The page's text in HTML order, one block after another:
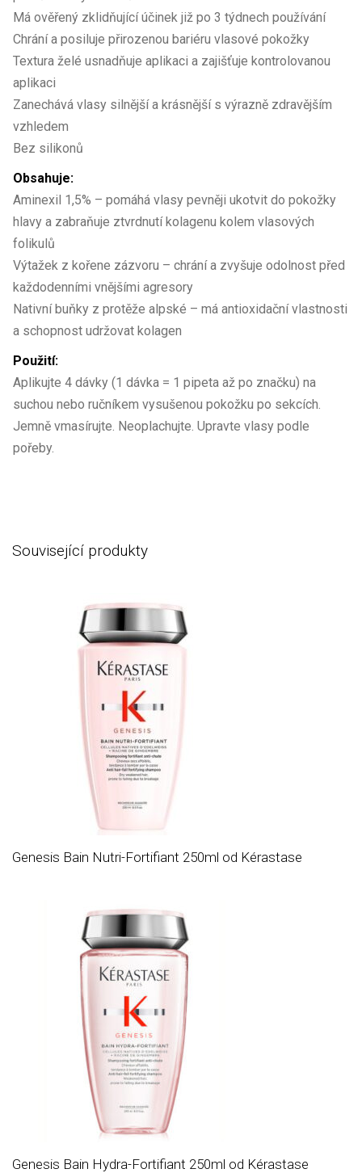
Má ověřený zklidňující účinek již po 3 týdnech používání
Chrání a posiluje přirozenou bariéru vlasové pokožky
Textura želé usnadňuje aplikaci a zajišťuje kontrolovanou
aplikaci
Zanechává vlasy silnější a krásnější s výrazně zdravějším
vzhledem
Bez silikonů
Obsahuje:
Aminexil 1,5% – pomáhá vlasy pevněji ukotvit do pokožky
hlavy a zabraňuje ztvrdnutí kolagenu kolem vlasových
folikulů
Výtažek z kořene zázvoru – chrání a zvyšuje odolnost před
každodenními vnějšími agresory
Nativní buňky z protěže alpské – má antioxidační vlastnosti
a schopnost udržovat kolagen
Použití:
Aplikujte 4 dávky (1 dávka = 1 pipeta až po značku) na
suchou nebo ručníkem vysušenou pokožku po sekcích.
Jemně vmasírujte. Neoplachujte. Upravte vlasy podle
pořeby.
Související produkty
Genesis Bain Nutri-Fortifiant 250ml od Kérastase
Genesis Bain Hydra-Fortifiant 250ml od Kérastase